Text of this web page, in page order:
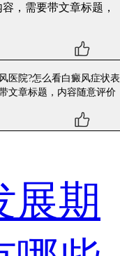
，需要带文章标题，
医院?怎么看白癜风症状表
文章标题，内容随意评价
展期